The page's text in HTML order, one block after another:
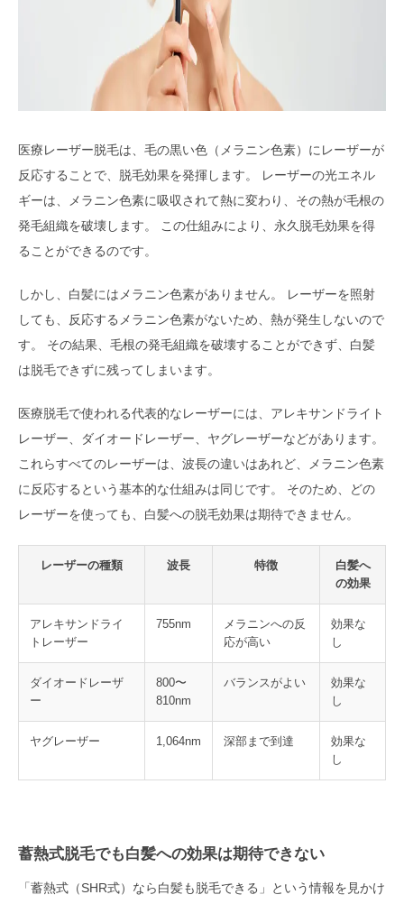
医療レーザー脱毛は、毛の黒い色（メラニン色素）にレーザーが
反応することで、脱毛効果を発揮します。 レーザーの光エネル
ギーは、メラニン色素に吸収されて熱に変わり、その熱が毛根の
発毛組織を破壊します。 この仕組みにより、永久脱毛効果を得
ることができるのです。
しかし、白髪にはメラニン色素がありません。 レーザーを照射
しても、反応するメラニン色素がないため、熱が発生しないので
す。 その結果、毛根の発毛組織を破壊することができず、白髪
は脱毛できずに残ってしまいます。
医療脱毛で使われる代表的なレーザーには、アレキサンドライト
レーザー、ダイオードレーザー、ヤグレーザーなどがあります。
これらすべてのレーザーは、波長の違いはあれど、メラニン色素
に反応するという基本的な仕組みは同じです。 そのため、どの
レーザーを使っても、白髪への脱毛効果は期待できません。
レーザーの種類 波長 特徴
白髪へ
の効果
アレキサンドライ
トレーザー
755nm
メラニンへの反
応が高い
効果な
し
ダイオードレーザ
ー
800〜
810nm
バランスがよい
効果な
し
ヤグレーザー 1,064nm 深部まで到達
効果な
し
蓄熱式脱毛でも白髪への効果は期待できない
「蓄熱式（SHR式）なら白髪も脱毛できる」という情報を見かけ